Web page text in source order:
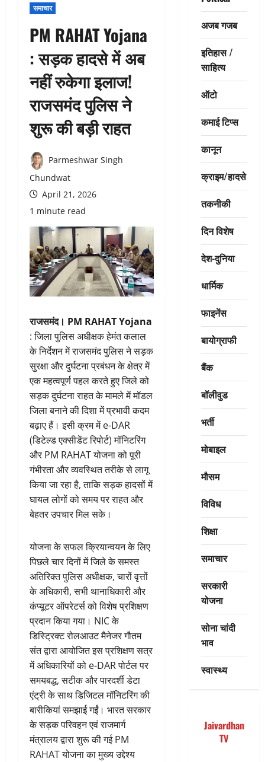
समाचार
PM RAHAT Yojana
: सड़क हादसे में अब
नहीं रुकेगा इलाज!
राजसमंद पुलिस ने
शुरू की बड़ी राहत
Parmeshwar Singh
Chundwat
April 21, 2026
1 minute read
राजसमंद। PM RAHAT Yojana
: जिला पुलिस अधीक्षक हेमंत कलाल
के निर्देशन में राजसमंद पुलिस ने सड़क
सुरक्षा और दुर्घटना प्रबंधन के क्षेत्र में
एक महत्वपूर्ण पहल करते हुए जिले को
सड़क दुर्घटना राहत के मामले में मॉडल
जिला बनाने की दिशा में प्रभावी कदम
बढ़ाए हैं। इसी क्रम में e-DAR
(डिटेल्ड एक्सीडेंट रिपोर्ट) मॉनिटरिंग
और PM RAHAT योजना को पूरी
गंभीरता और व्यवस्थित तरीके से लागू
किया जा रहा है, ताकि सड़क हादसों में
घायल लोगों को समय पर राहत और
बेहतर उपचार मिल सके।
योजना के सफल क्रियान्वयन के लिए
पिछले चार दिनों में जिले के समस्त
अतिरिक्त पुलिस अधीक्षक, चारों वृत्तों
के अधिकारी, सभी थानाधिकारी और
कंप्यूटर ऑपरेटर्स को विशेष प्रशिक्षण
प्रदान किया गया। NIC के
डिस्ट्रिक्ट रोलआउट मैनेजर गौतम
संत द्वारा आयोजित इस प्रशिक्षण सत्र
में अधिकारियों को e-DAR पोर्टल पर
समयबद्ध, सटीक और पारदर्शी डेटा
एंट्री के साथ डिजिटल मॉनिटरिंग की
बारीकियां समझाई गईं। भारत सरकार
के सड़क परिवहन एवं राजमार्ग
मंत्रालय द्वारा शुरू की गई PM
RAHAT योजना का मुख्य उद्देश्य
अजब गजब
इतिहास /
साहित्य
ऑटो
कमाई टिप्स
कानून
क्राइम/हादसे
तकनीकी
दिन विशेष
देश-दुनिया
धार्मिक
फाइनेंस
बायोग्राफी
बैंक
बॉलीवुड
भर्ती
मोबाइल
मौसम
विविध
शिक्षा
समाचार
सरकारी
योजना
सोना चांदी
भाव
स्वास्थ्य
Jaivardhan
TV